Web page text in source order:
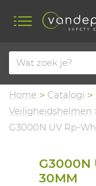
Home Catalogi
Veiligheidshelmen
G3000N UV Rp-
G3000N
30MM